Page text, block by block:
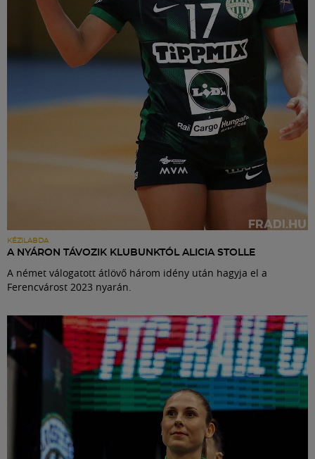
KÉZILABDA
A NYÁRON TÁVOZIK KLUBUNKTÓL ALICIA STOLLE
A német válogatott átlövő három idény után hagyja el a
Ferencvárost 2023 nyarán.